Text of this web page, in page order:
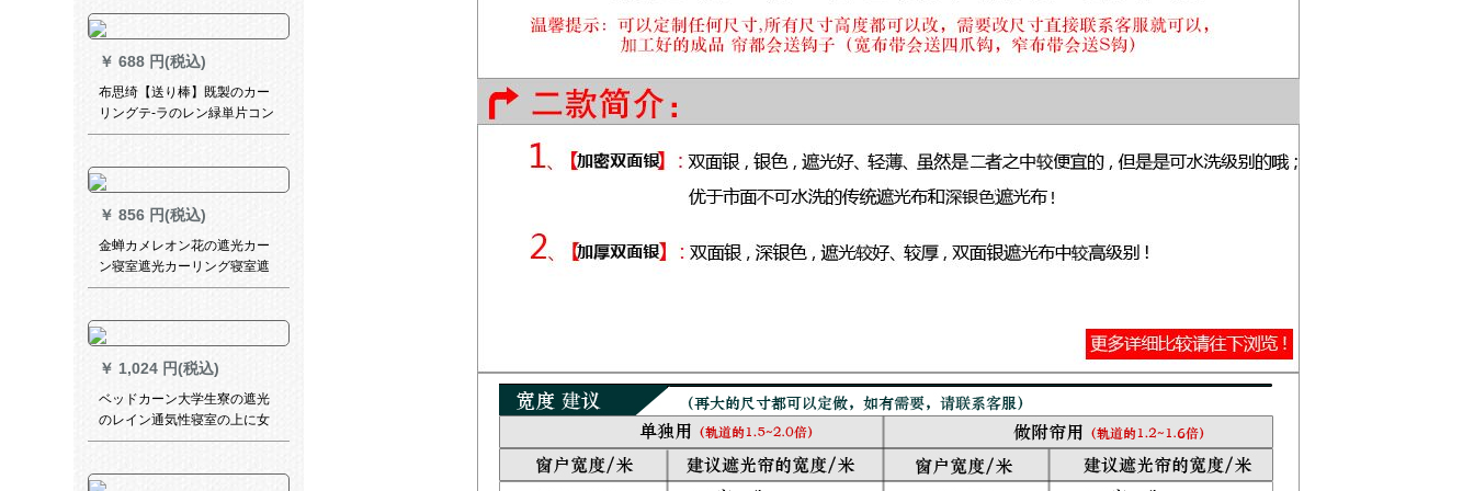
￥ 688 円(税込)
布思绮【送り棒】既製のカー
リングテ-ラのレン緑単片コン
ベア（遮光約90%）幅150高
￥ 856 円(税込)
金蝉カメレオン花の遮光カー
ン寝室遮光カーリング寝室遮
光カーン寝室遮光カーンシス
ムシステムシステムシステム
システムシステムシステムシ
ステムシステムシステムシス
テムシステムシステムシステ
ムシステムシステム银色の布
￥ 1,024 円(税込)
ベッドカーン大学生寮の遮光
のレイン通気性寝室の上に女
子学生のベットのカーターテ
いいシャーベットを降りま